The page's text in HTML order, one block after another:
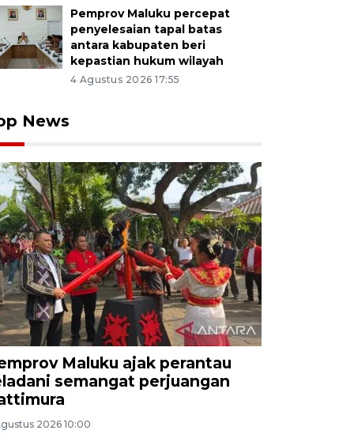
Pemprov Maluku percepat
penyelesaian tapal batas
antara kabupaten beri
kepastian hukum wilayah
4 Agustus 2026 17:55
News
Maluku ajak perantau
semangat perjuangan
2026 10:00